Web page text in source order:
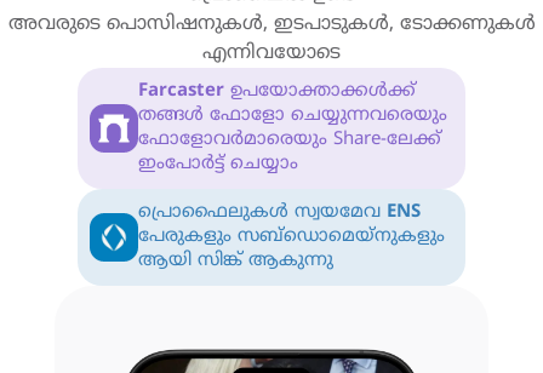
അവരുടെ പൊസിഷനുകൾ, ഇടപാടുകൾ, ടോക്കണുകൾ
എന്നിവയോടെ
Farcaster ഉപയോക്താക്കൾക്ക്
തങ്ങൾ ഫോളോ ചെയ്യുന്നവരെയും
ഫോളോവർമാരെയും Share-ലേക്ക്
ഇംപോർട്ട് ചെയ്യാം
പ്രൊഫൈലുകൾ സ്വയമേവ ENS
പേരുകളും സബ്‌ഡൊമെയ്‌നുകളും
ആയി സിങ്ക് ആകുന്നു